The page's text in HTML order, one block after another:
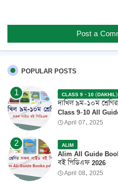
Post a
POPULAR POSTS
CLASS 9 - 10 (DAKHIL)
দাখিল ৯ম-১০ম
Class 9-10 All
April 07, 2025
ALIM
Alim All Guide
বই পিডিএফ 2026
April 08, 2025